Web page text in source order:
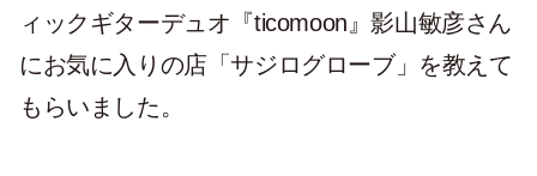
ィックギターデュオ『ticomoon』影山敏彦さん
にお気に入りの店「サジログローブ」を教えて
もらいました。